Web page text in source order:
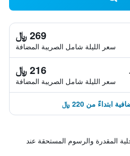
269 ﷼
سعر الليلة شامل الصريبة المضافة
216 ﷼
سعر الليلة شامل الصريبة المضافة
المقدرة والرسوم المستحقة عند